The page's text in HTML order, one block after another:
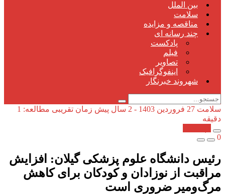
بین الملل
سلامت
مناقصه و مزایده
چند رسانه ای
پادکست
فیلم
تصاویر
اینفوگرافیک
شهروند خبرنگار
سلامت 27 فروردین 1403 - 2 سال پیش
زمان تقریبی مطالعه: 1
دقیقه
0
رئیس دانشگاه علوم پزشکی گیلان: افزایش
مراقبت از نوزادان و کودکان برای کاهش
مرگ‌ومیر ضروری است